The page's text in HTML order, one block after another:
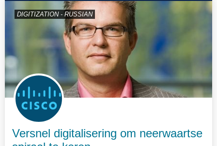
DIGITIZATION - RUSSIAN
Versnel digitalisering om neerwaartse